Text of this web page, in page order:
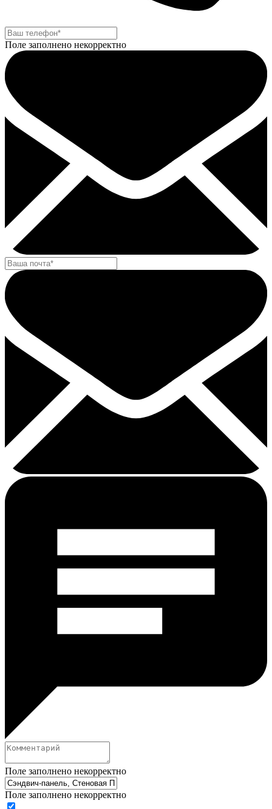
Поле заполнено некорректно
Поле заполнено некорректно
Поле заполнено некорректно